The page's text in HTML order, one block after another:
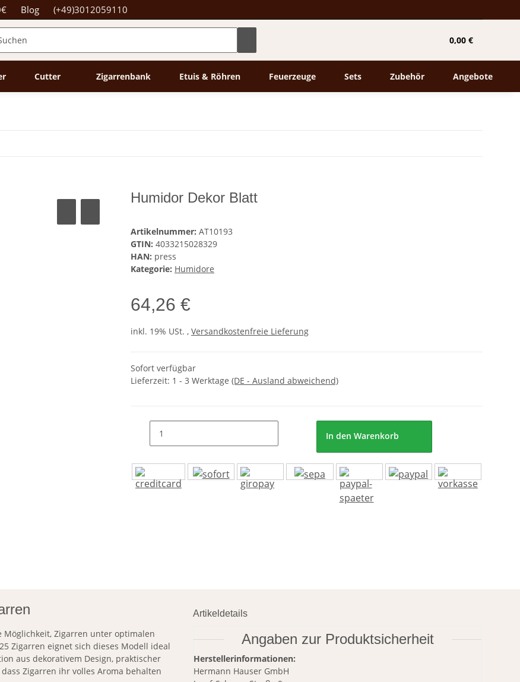
Blog (+49)3012059110
0,00 €
Cutter Zigarrenbank Etuis & Röhren Feuerzeuge Sets Zubehör Angebote
Humidor Dekor Blatt
Artikelnummer: AT10193
GTIN: 4033215028329
HAN: press
Kategorie: Humidore
64,26 €
inkl. 19% USt. , Versandkostenfreie Lieferung
Sofort verfügbar
Lieferzeit: 1 - 3 Werktage (DE - Ausland abweichend)
In den Warenkorb
Zigarren unter optimalen
Zigarren eignet sich dieses Modell ideal
aus dekorativem Design, praktischer
Zigarren ihr volles Aroma behalten
Artikeldetails
Angaben zur Produktsicherheit
Herstellerinformationen:
Hermann Hauser GmbH